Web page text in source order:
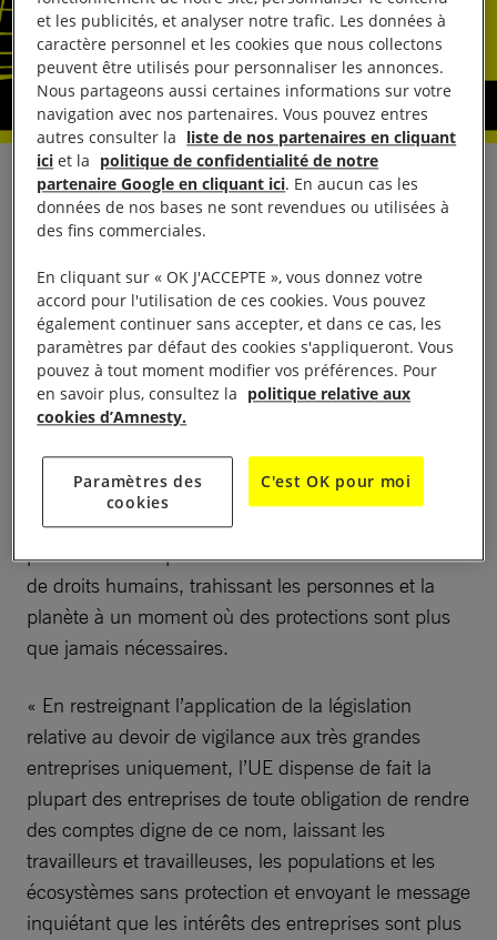
Réagissant au vote du Parlement européen sur le
paquet législatif en matière de durabilité (Omnibus
en matière de climat et de droits humains, Eve
Geddie, directrice du Bureau d’Amnesty
International auprès des institutions européennes, a
déclaré :
« Pressés de conclure l’accord à Strasbourg à
quelques jours de la trêve hivernale, les
parlementaires européens ont voté en faveur d’un
vaste paquet de déréglementation qui affaiblit des
protections indispensables en matière de climat et
de droits humains, trahissant les personnes et la
planète à un moment où des protections sont plus
que jamais nécessaires.
« En restreignant l’application de la législation
relative au devoir de vigilance aux très grandes
entreprises uniquement, l’UE dispense de fait la
plupart des entreprises de toute obligation de rendre
des comptes digne de ce nom, laissant les
travailleurs et travailleuses, les populations et les
écosystèmes sans protection et envoyant le message
inquiétant que les intérêts des entreprises sont plus
et les publicités, et analyser notre trafic. Les données à
caractère personnel et les cookies que nous collectons
peuvent être utilisés pour personnaliser les annonces.
Nous partageons aussi certaines informations sur votre
navigation avec nos partenaires. Vous pouvez entres
autres consulter la liste de nos partenaires en cliquant
ici et la politique de confidentialité de notre
partenaire Google en cliquant ici. En aucun cas les
données de nos bases ne sont revendues ou utilisées à
des fins commerciales.
En cliquant sur « OK J'ACCEPTE », vous donnez votre
accord pour l'utilisation de ces cookies. Vous pouvez
également continuer sans accepter, et dans ce cas, les
paramètres par défaut des cookies s'appliqueront. Vous
pouvez à tout moment modifier vos préférences. Pour
en savoir plus, consultez la politique relative aux
cookies d’Amnesty.
Paramètres des
cookies
C'est OK pour moi